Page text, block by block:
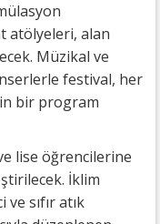
atölyeleri, alan
Müzikal ve
festival, her
bir program
lise öğrencilerine
İklim
sıfır atık